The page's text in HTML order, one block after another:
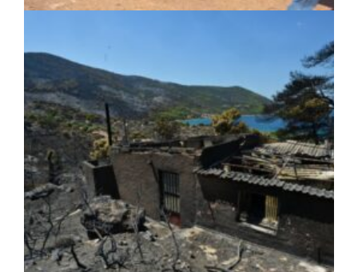
ΣΠΑΠ: Νέα οχήματα πυροπροστασίας σε
Γαλάτσι, Μαρούσι και Λυκόβρυση –
Πεύκη